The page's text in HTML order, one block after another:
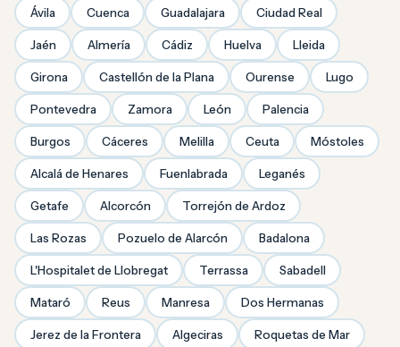
Ávila Cuenca Guadalajara Ciudad Real
Jaén Almería Cádiz Huelva Lleida
Girona Castellón de la Plana Ourense Lugo
Pontevedra Zamora León Palencia
Burgos Cáceres Melilla Ceuta Móstoles
Alcalá de Henares Fuenlabrada Leganés
Getafe Alcorcón Torrejón de Ardoz
Las Rozas Pozuelo de Alarcón Badalona
L'Hospitalet de Llobregat Terrassa Sabadell
Mataró Reus Manresa Dos Hermanas
Jerez de la Frontera Algeciras Roquetas de Mar